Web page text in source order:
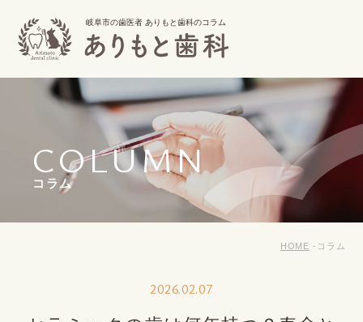
岐阜市の歯医者 ありもと歯科のコラム
COLUMN
コラム
HOME コラム
2026.02.07